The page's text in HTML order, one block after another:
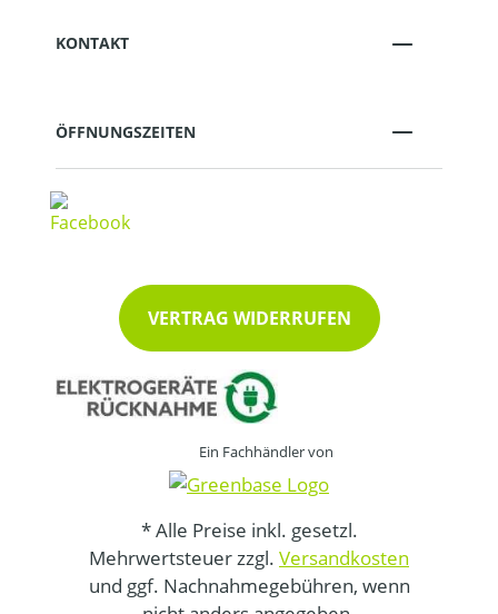
KONTAKT
ÖFFNUNGSZEITEN
VERTRAG WIDERRUFEN
Ein Fachhändler von
* Alle Preise inkl. gesetzl.
Mehrwertsteuer zzgl. Versandkosten
und ggf. Nachnahmegebühren, wenn